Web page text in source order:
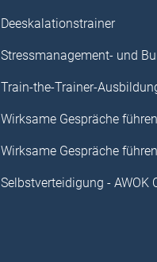
Deeskalationstrainer
Stressmanagement- und
Train-the-Trainer-
Wirksame Gespräche
Wirksame Gespräche
Selbstverteidigung - AWOK